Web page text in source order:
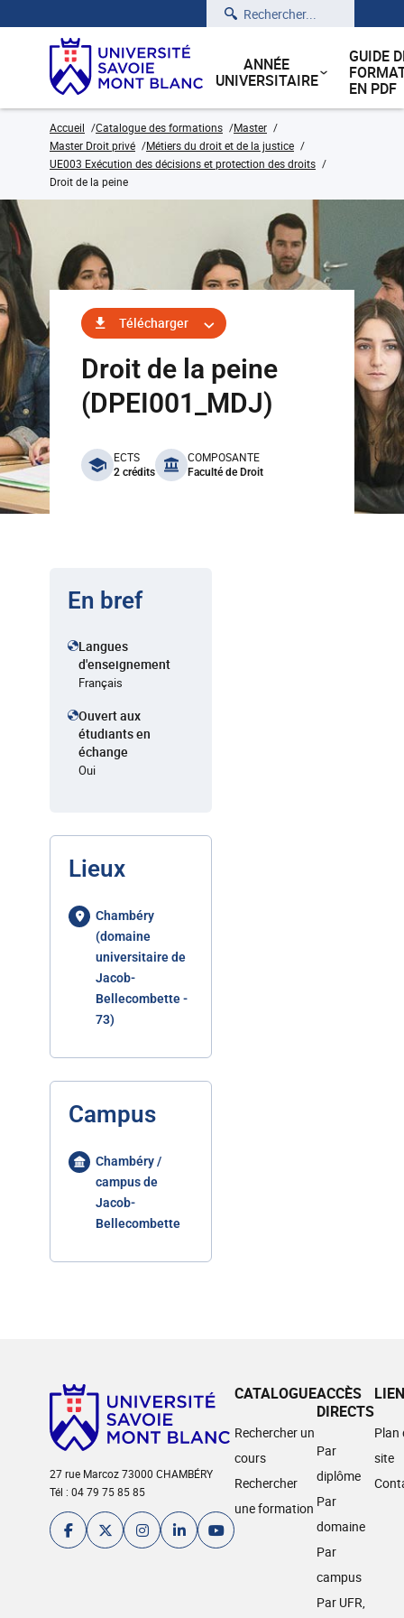
Rechercher
ANNÉE
UNIVERSITAIRE
GUIDE
EN PDF
Accueil Catalogue des formations
Master
Master Droit privé
Métiers du droit et de la justice
UE003 Exécution des décisions et protection des droits
Droit de la peine
Télécharger
Droit de la peine
(DPEI001_MDJ)
benefits
ECTS
2 crédits
COMPOSANTE
Faculté de Droit
En bref
Langues
d'enseignement
Français
Ouvert aux
étudiants en
échange
Oui
Lieux
Chambéry
(domaine
universitaire de
Jacob-
Bellecombette -
73)
Campus
Chambéry /
campus de
Jacob-
Bellecombette
27 rue Marcoz 73000 CHAMBÉRY
Tél : 04 79 75 85 85
CATALOGUE
Rechercher un
cours
Rechercher
une formation
ACCÈS
DIRECTS
Par
diplôme
Par
domaine
Par
campus
Par UFR,
Plan
site